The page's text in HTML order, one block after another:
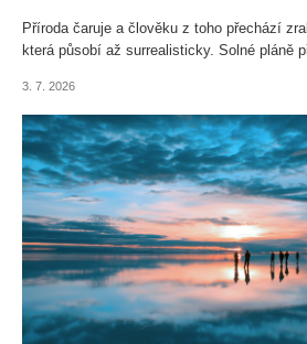
Příroda čaruje a člověku z toho přechází
která působí až surrealisticky. Solné pláně
které byste vedle sebe nečekali. Podívejme
příroda překoná lidskou fantazii.
3. 7. 2026